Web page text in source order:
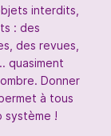
interdits,
: des
des revues,
quasiment
Donner
à tous
système !